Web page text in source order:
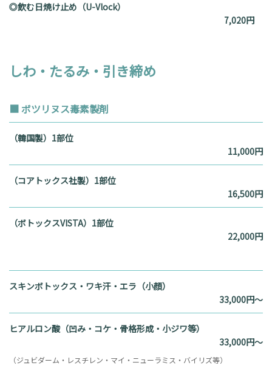
◎飲む日焼け止め（U-Vlock）
7,020円
しわ・たるみ・引き締め
■ ボツリヌス毒素製剤
（韓国製）1部位
11,000円
（コアトックス社製）1部位
16,500円
（ボトックスVISTA）1部位
22,000円
スキンボトックス・ワキ汗・エラ（小顔）
33,000円～
ヒアルロン酸（凹み・コケ・骨格形成・小ジワ等）
33,000円～
（ジュビダーム・レスチレン・マイ・ニューラミス・バイリズ等）